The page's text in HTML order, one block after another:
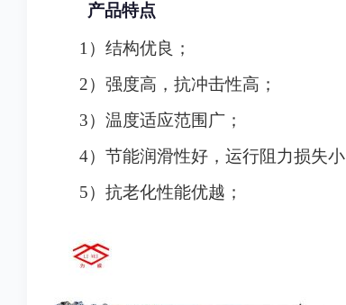
产品特点
1 ） 结构优良 ；
2） 强度高，抗冲击性高 ；
3） 温度适应范围广 ；
4） 节能润滑性好，运行阻力损失小
5） 抗老化性能优越 ；